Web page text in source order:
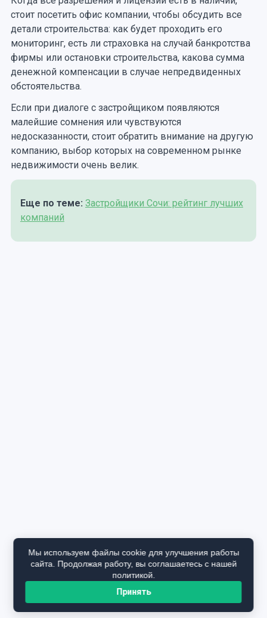
стоит посетить офис компании, чтобы обсудить все
детали строительства: как будет проходить его
мониторинг, есть ли страховка на случай банкротства
фирмы или остановки строительства, какова сумма
денежной компенсации в случае непредвиденных
обстоятельства.
Если при диалоге с застройщиком появляются
малейшие сомнения или чувствуются
недосказанности, стоит обратить внимание на другую
компанию, выбор которых на современном рынке
недвижимости очень велик.
Еще по теме: Застройщики Сочи: рейтинг лучших
компаний
Мы используем файлы cookie для улучшения работы
сайта. Продолжая работу, вы соглашаетесь с нашей
политикой.
Принять